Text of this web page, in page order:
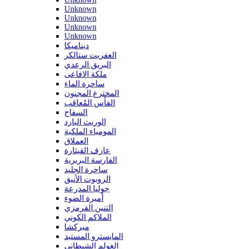
Unknown
Unknown
Unknown
Unknown
ديناميكا
العفريت ستالكر
البريق الرعدي
ملكة الافاعى
ساحرة الماء
المخترع المجنون
الفأس المُعاقب
السفاح
الوريث البارد
المومياء الملكية
العملاق
عازف القيثارة
الفارسة البربرية
ساحرة الجليد
الروبوت الأنيق
جوليا المدرعة
أميرة الضوء
التنين القرمزي
الملاكم الكوني
ميركشا
المايسترو المستبد
الغولم الشيطاني